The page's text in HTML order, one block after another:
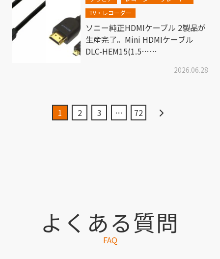
TV・レコーダー
ソニー純正HDMIケーブル 2製品が
生産完了。Mini HDMIケーブル
DLC-HEM15(1.5……
2026.06.28
1 2 3 … 72
よくある質問
FAQ